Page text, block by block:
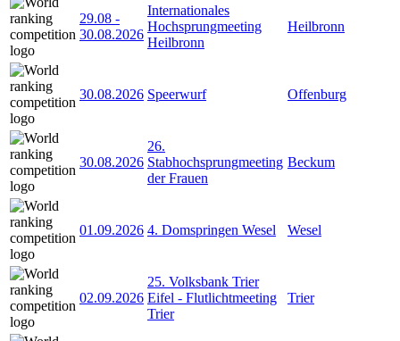
29.08 -
30.08.2026
Internationales
Hochsprungmeeting
Heilbronn
Heilbronn
30.08.2026 Speerwurf Offenburg
30.08.2026
26.
Stabhochsprungmeeting
der Frauen
Beckum
01.09.2026 4. Domspringen Wesel Wesel
02.09.2026
25. Volksbank Trier
Eifel - Flutlichtmeeting
Trier
Trier